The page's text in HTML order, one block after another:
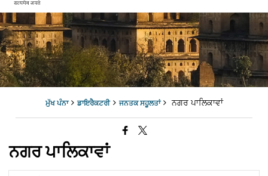
ਮੁੱਖ ਪੰਨਾ ਡਾਇਰੈਕਟਰੀ ਜਨਤਕ ਸਹੂਲਤਾਂ ਨਗਰ ਪਾਲਿਕਾਵਾਂ
ਨਗਰ ਪਾਲਿਕਾਵਾਂ